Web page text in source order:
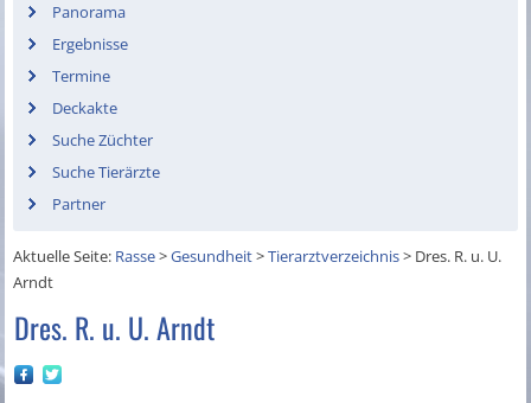
Panorama
Ergebnisse
Termine
Deckakte
Suche Züchter
Suche Tierärzte
Partner
Aktuelle Seite: Rasse>Gesundheit>Tierarztverzeichnis> Dres. R. u. U.
Arndt
Dres. R. u. U. Arndt